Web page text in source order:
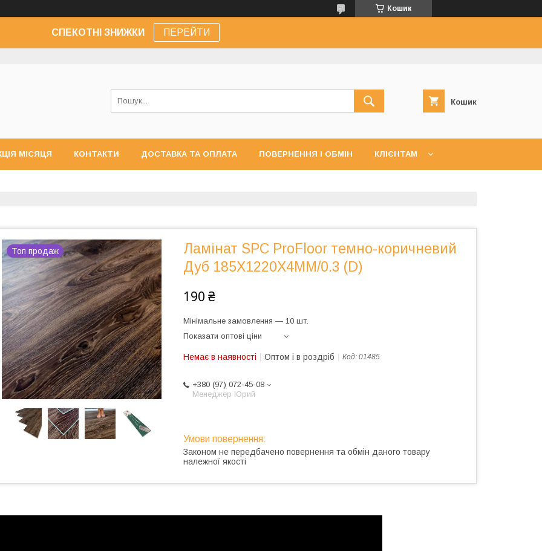
Кошик
СПЕКОТНІ ЗНИЖКИ ПЕРЕЙТИ
Кошик
МІСЯЦЯ КОНТАКТИ ДОСТАВКА ТА ОПЛАТА ПОВЕРНЕННЯ І ОБМІН КЛІЄНТАМ
Топ продаж
Ламінат SPC ProFloor темно-коричневий
Дуб 185Х1220Х4ММ/0.3 (D)
190 ₴
Мінімальне замовлення — 10 шт.
Показати оптові ціни
Немає в наявності Оптом і в роздріб Код: 01485
+380 (97) 072-45-08
Менеджер Юрий
Законом не передбачено повернення та обмін даного товару
належної якості